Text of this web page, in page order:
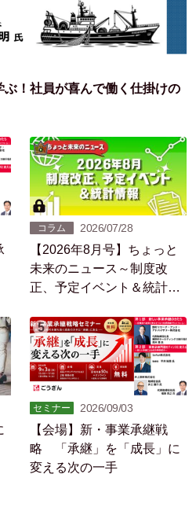
ぶ！社員が喜んで働く仕掛けの
コラム 2026/07/28
【2026年8月号】ちょっと
未来のニュース～制度改
正、予定イベント＆統計情
5
セミナー 2026/09/03
【会場】新・事業承継戦
略 「承継」を「成長」に
変える次の一手